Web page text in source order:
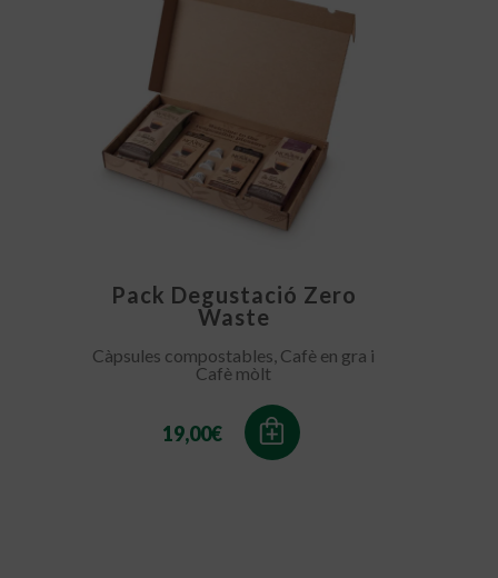
19,00€
Pack Degustació Zero
Waste
Càpsules compostables, Cafè en gra i
Cafè mòlt